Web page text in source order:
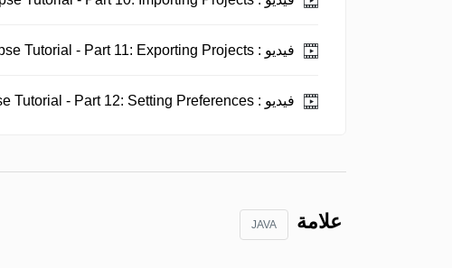
فيديو :
فيديو :
علامة JAVA